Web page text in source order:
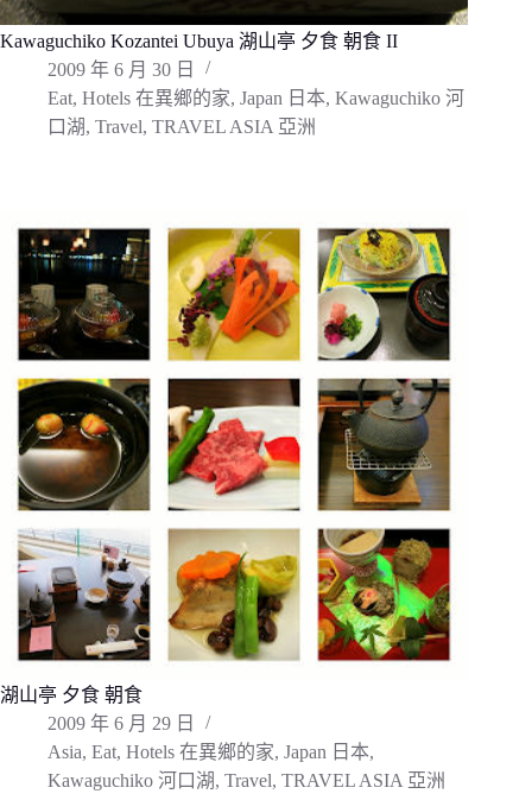
Kawaguchiko Kozantei Ubuya 湖山亭 夕食 朝食 II
2009 年 6 月 30 日
Eat, Hotels 在異鄉的家, Japan 日本, Kawaguchiko 河
口湖, Travel, TRAVEL ASIA 亞洲
湖山亭 夕食 朝食
2009 年 6 月 29 日
Asia, Eat, Hotels 在異鄉的家, Japan 日本,
Kawaguchiko 河口湖, Travel, TRAVEL ASIA 亞洲